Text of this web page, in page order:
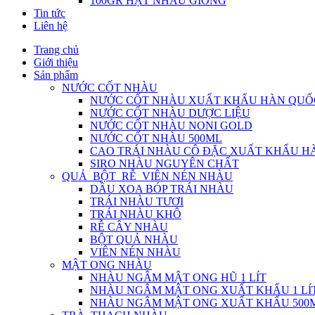
Tin tức
Liên hệ
Trang chủ
Giới thiệu
Sản phẩm
NƯỚC CỐT NHÀU
NƯỚC CỐT NHÀU XUẤT KHẨU HÀN
NƯỚC CỐT NHÀU DƯỢC LIỆU
NƯỚC CỐT NHÀU NONI GOLD
NƯỚC CỐT NHÀU 500ML
CAO TRÁI NHÀU CÔ ĐẶC XUẤT KHẨU
SIRO NHÀU NGUYÊN CHẤT
QUẢ_BỘT_RỄ_VIÊN NÉN NHÀU
DẦU XOA BÓP TRÁI NHÀU
TRÁI NHÀU TƯƠI
TRÁI NHÀU KHÔ
RỄ CÂY NHÀU
BỘT QUẢ NHÀU
VIÊN NÉN NHÀU
MẬT ONG NHÀU
NHÀU NGÂM MẬT ONG HŨ 1 LÍT
NHÀU NGÂM MẬT ONG XUẤT KHẨU 1
NHÀU NGÂM MẬT ONG XUẤT KHẨU